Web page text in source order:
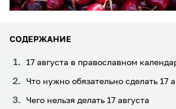
СОДЕРЖАНИЕ
17 августа в православном
Что нужно обязательно сделать 17
Чего нельзя делать 17 августа